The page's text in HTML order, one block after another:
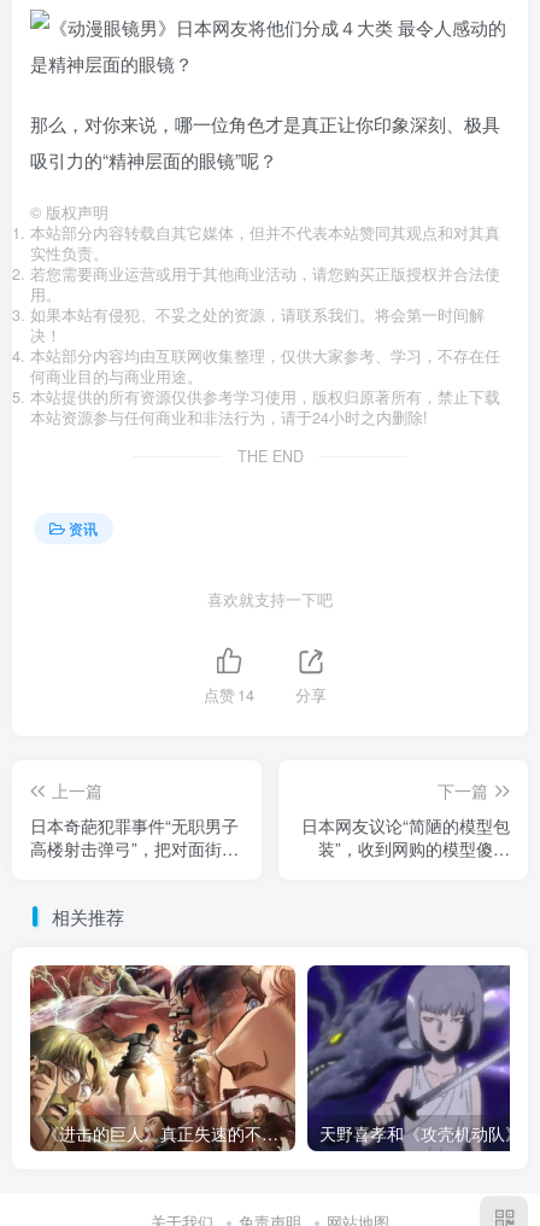
那么，对你来说，哪一位角色才是真正让你印象深刻、极具
吸引力的“精神层面的眼镜”呢？
© 版权声明
本站部分内容转载自其它媒体，但并不代表本站赞同其观点和对其真
实性负责。
若您需要商业运营或用于其他商业活动，请您购买正版授权并合法使
用。
如果本站有侵犯、不妥之处的资源，请联系我们。将会第一时间解
决！
本站部分内容均由互联网收集整理，仅供大家参考、学习，不存在任
何商业目的与商业用途。
本站提供的所有资源仅供参考学习使用，版权归原著所有，禁止下载
本站资源参与任何商业和非法行为，请于24小时之内删除!
THE END
资讯
喜欢就支持一下吧
点赞14 分享
上一篇
日本奇葩犯罪事件“无职男子
高楼射击弹弓”，把对面街道
下一篇
日本网友议论“简陋的模型包
装”，收到网购的模型傻眼
相关推荐
《进击的巨人》真正失速的不是结局！当怪物开始讲设定，恐惧早就已经彻底死了！